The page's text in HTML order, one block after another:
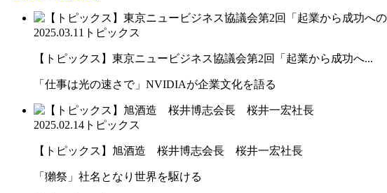
2025.03.11 トピックス
【トピックス】東京ニュービジネス協議会第2回「起業から成功へ...
「仕事は光の速さで」NVIDIAが企業文化を語る
2025.02.14 トピックス
【トピックス】旭酒造 桜井博志会長 桜井一宏社長
「獺祭」社名となり世界を駆ける